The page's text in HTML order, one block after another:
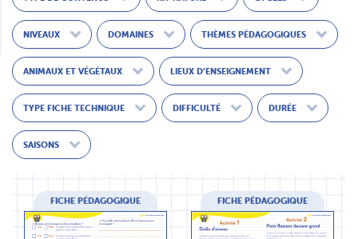
NIVEAUX DOMAINES THÈMES PÉDAGOGIQUES
ANIMAUX ET VÉGÉTAUX LIEUX D’ENSEIGNEMENT
TYPE FICHE TECHNIQUE DIFFICULTÉ DURÉE
SAISONS
FICHE PÉDAGOGIQUE FICHE PÉDAGOGIQUE